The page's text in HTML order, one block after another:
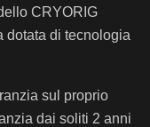
CRYORIG
dotata di tecnologia
sul proprio
dai soliti 2 anni